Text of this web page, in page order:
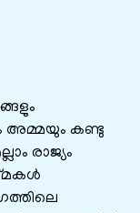
അമ്മയും കണ്ടു
രാജ്യം